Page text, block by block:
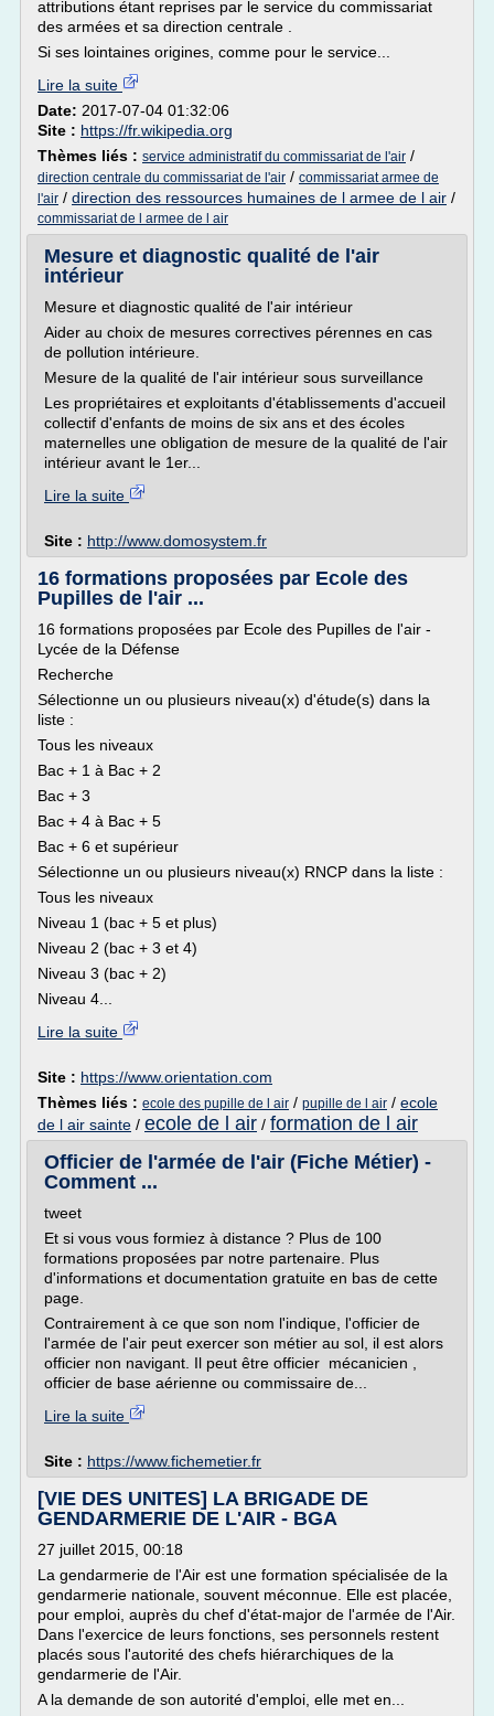
attributions étant reprises par le service du commissariat
des armées et sa direction centrale .
Si ses lointaines origines, comme pour le service...
Lire la suite
Date: 2017-07-04 01:32:06
Site : https://fr.wikipedia.org
Thèmes liés : service administratif du commissariat de l'air /
direction centrale du commissariat de l'air / commissariat armee de
l'air / direction des ressources humaines de l armee de l air /
commissariat de l armee de l air
Mesure et diagnostic qualité de l'air
intérieur
Mesure et diagnostic qualité de l'air intérieur
Aider au choix de mesures correctives pérennes en cas
de pollution intérieure.
Mesure de la qualité de l'air intérieur sous surveillance
Les propriétaires et exploitants d'établissements d'accueil
collectif d'enfants de moins de six ans et des écoles
maternelles une obligation de mesure de la qualité de l'air
intérieur avant le 1er...
Lire la suite
Site : http://www.domosystem.fr
16 formations proposées par Ecole des
Pupilles de l'air ...
16 formations proposées par Ecole des Pupilles de l'air -
Lycée de la Défense
Recherche
Sélectionne un ou plusieurs niveau(x) d'étude(s) dans la
liste :
Tous les niveaux
Bac + 1 à Bac + 2
Bac + 3
Bac + 4 à Bac + 5
Bac + 6 et supérieur
Sélectionne un ou plusieurs niveau(x) RNCP dans la liste :
Tous les niveaux
Niveau 1 (bac + 5 et plus)
Niveau 2 (bac + 3 et 4)
Niveau 3 (bac + 2)
Niveau 4...
Lire la suite
Site : https://www.orientation.com
Thèmes liés : ecole des pupille de l air / pupille de l air / ecole
de l air sainte / ecole de l air / formation de l air
Officier de l'armée de l'air (Fiche Métier) -
Comment ...
tweet
Et si vous vous formiez à distance ? Plus de 100
formations proposées par notre partenaire. Plus
d'informations et documentation gratuite en bas de cette
page.
Contrairement à ce que son nom l'indique, l'officier de
l'armée de l'air peut exercer son métier au sol, il est alors
officier non navigant. Il peut être officier mécanicien ,
officier de base aérienne ou commissaire de...
Lire la suite
Site : https://www.fichemetier.fr
[VIE DES UNITES] LA BRIGADE DE
GENDARMERIE DE L'AIR - BGA
27 juillet 2015, 00:18
La gendarmerie de l'Air est une formation spécialisée de la
gendarmerie nationale, souvent méconnue. Elle est placée,
pour emploi, auprès du chef d'état-major de l'armée de l'Air.
Dans l'exercice de leurs fonctions, ses personnels restent
placés sous l'autorité des chefs hiérarchiques de la
gendarmerie de l'Air.
A la demande de son autorité d'emploi, elle met en...